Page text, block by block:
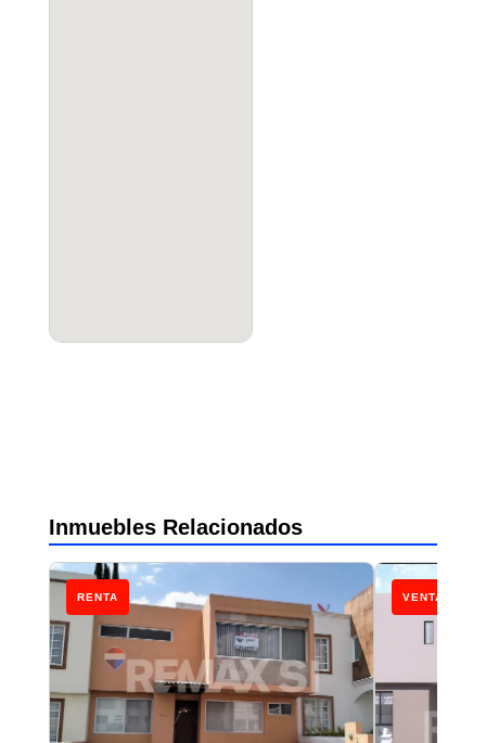
Inmuebles Relacionados
RENTA VENTA